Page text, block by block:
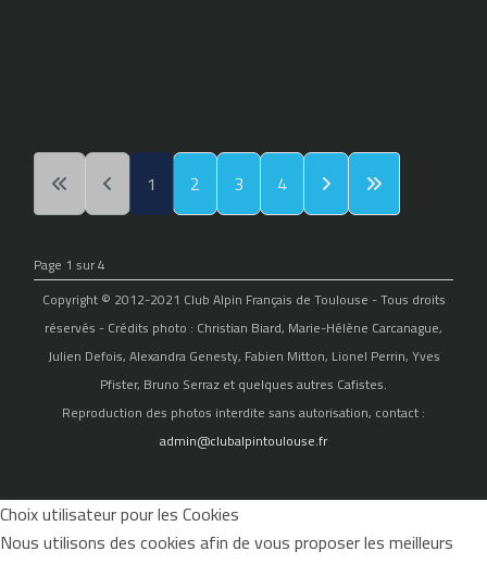
1 2 3 4
Page 1 sur 4
Copyright © 2012-2021 Club Alpin Français de Toulouse - Tous droits
réservés - Crédits photo : Christian Biard, Marie-Hélène Carcanague,
Julien Defois, Alexandra Genesty, Fabien Mitton, Lionel Perrin, Yves
Pfister, Bruno Serraz et quelques autres Cafistes.
Reproduction des photos interdite sans autorisation, contact :
admin@clubalpintoulouse.fr
Choix utilisateur pour les Cookies
Nous utilisons des cookies afin de vous proposer les meilleurs